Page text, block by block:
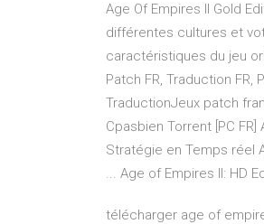
Age Of Empires II Gold
différentes cultures et
caractéristiques du jeu
Patch FR, Traduction
TraductionJeux patch
Cpasbien Torrent [PC
Stratégie en Temps réel
... Age of Empires II: HD
télécharger age of